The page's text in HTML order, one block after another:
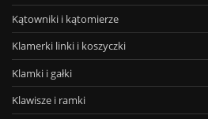
Kątowniki i kątomierze
Klamerki linki i koszyczki
Klamki i gałki
Klawisze i ramki